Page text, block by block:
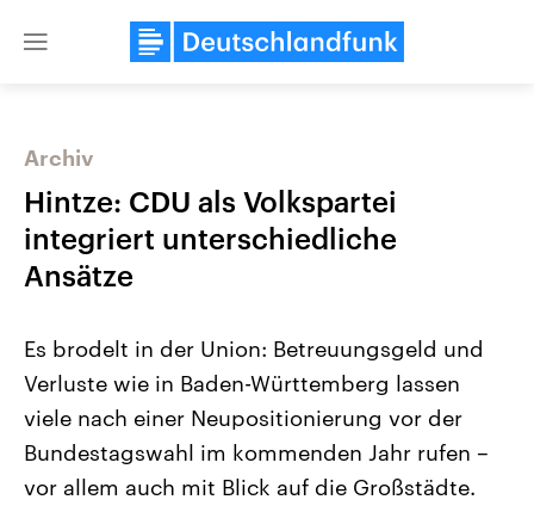
Close
Landtagswahl Sachsen-Anhalt
Alle Informationen
September 2026 einen neuen
USA
Aktuelle Beiträge,
Hintergründe
gehören die Vereinigten
Archiv
Hintze: CDU als Volkspartei
integriert unterschiedliche
Ansätze
Es brodelt in der Union: Betreuungsgeld und
Verluste wie in Baden-Württemberg lassen
viele nach einer Neupositionierung vor der
Bundestagswahl im kommenden Jahr rufen –
vor allem auch mit Blick auf die Großstädte.